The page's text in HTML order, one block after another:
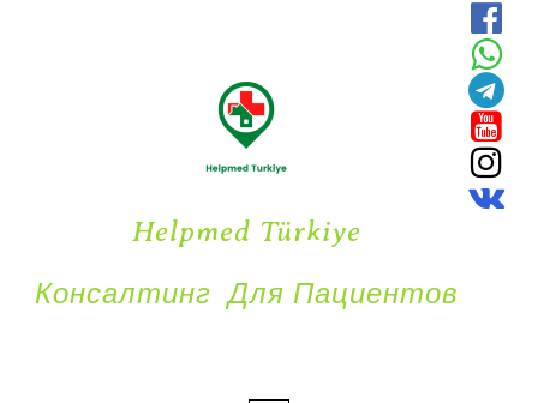






Helpmed Türkiye
Консалтинг Для Пациентов